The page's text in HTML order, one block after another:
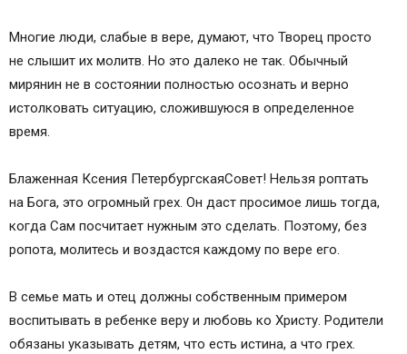
Многие люди, слабые в вере, думают, что Творец просто
не слышит их молитв. Но это далеко не так. Обычный
мирянин не в состоянии полностью осознать и верно
истолковать ситуацию, сложившуюся в определенное
время.
Блаженная Ксения ПетербургскаяСовет! Нельзя роптать
на Бога, это огромный грех. Он даст просимое лишь тогда,
когда Сам посчитает нужным это сделать. Поэтому, без
ропота, молитесь и воздастся каждому по вере его.
В семье мать и отец должны собственным примером
воспитывать в ребенке веру и любовь ко Христу. Родители
обязаны указывать детям, что есть истина, а что грех.